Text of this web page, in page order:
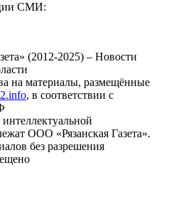
СМИ:
(2012-2025) – Новости
на материалы, размещённые
, в соответствии с
интеллектуальной
ООО «Рязанская Газета».
без разрешения